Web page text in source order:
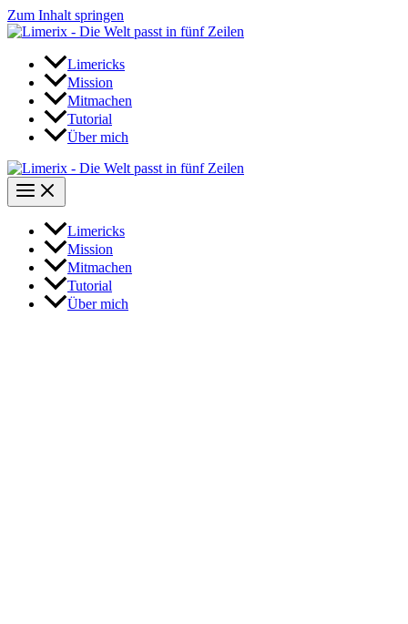
Zum Inhalt springen
Limericks
Mission
Mitmachen
Tutorial
Über mich
Limericks
Mission
Mitmachen
Tutorial
Über mich